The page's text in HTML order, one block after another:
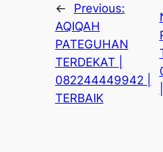
←
Previous:
AQIQAH
PATEGUHAN
TERDEKAT |
082244449942 |
TERBAIK